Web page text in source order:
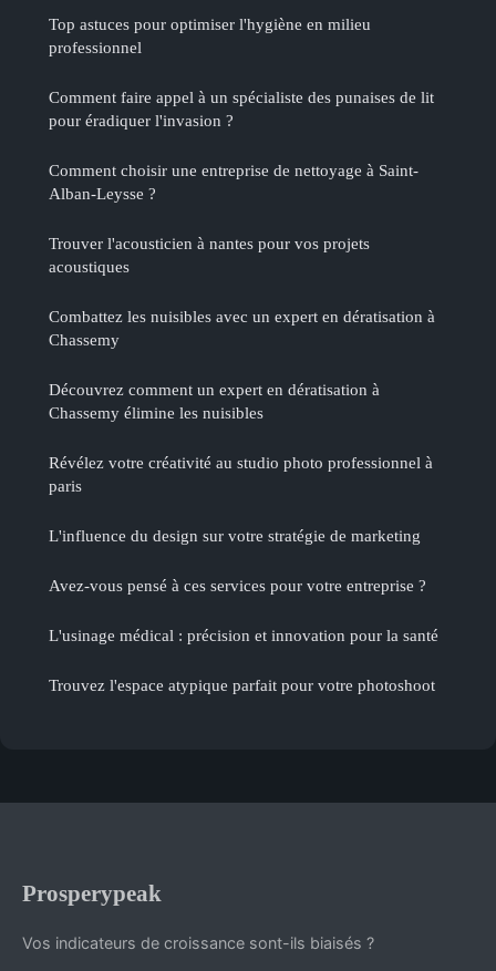
Top astuces pour optimiser l'hygiène en milieu
professionnel
Comment faire appel à un spécialiste des punaises de lit
pour éradiquer l'invasion ?
Comment choisir une entreprise de nettoyage à Saint-
Alban-Leysse ?
Trouver l'acousticien à nantes pour vos projets
acoustiques
Combattez les nuisibles avec un expert en dératisation à
Chassemy
Découvrez comment un expert en dératisation à
Chassemy élimine les nuisibles
Révélez votre créativité au studio photo professionnel à
paris
L'influence du design sur votre stratégie de marketing
Avez-vous pensé à ces services pour votre entreprise ?
L'usinage médical : précision et innovation pour la santé
Trouvez l'espace atypique parfait pour votre photoshoot
Prosperypeak
Vos indicateurs de croissance sont-ils biaisés ?